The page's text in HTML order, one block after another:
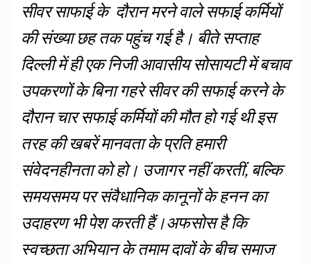
सीवर साफाई के दौरान मरने वाले सफाई कर्मियों
की संख्या छह तक पहुंच गई है। बीते सप्ताह
दिल्ली में ही एक निजी आवासीय सोसायटी में बचाव
उपकरणों के बिना गहरे सीवर की सफाई करने के
दौरान चार सफाई कर्मियों की मौत हो गई थी इस
तरह की खबरें मानवता के प्रति हमारी
संवेदनहीनता को हो। उजागर नहीं करतीं, बल्कि
समयसमय पर संवैधानिक कानूनों के हनन का
उदाहरण भी पेश करती हैं।अफसोस है कि
स्वच्छता अभियान के तमाम दावों के बीच समाज